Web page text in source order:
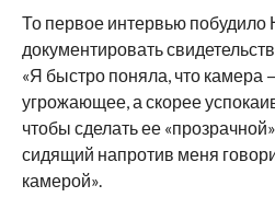
То первое интервью
документировать
«Я быстро поняла, что камера
угрожающее, а скорее
чтобы сделать ее
сидящий напротив меня
камерой».